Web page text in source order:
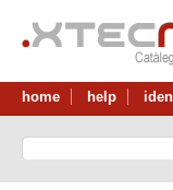
home help